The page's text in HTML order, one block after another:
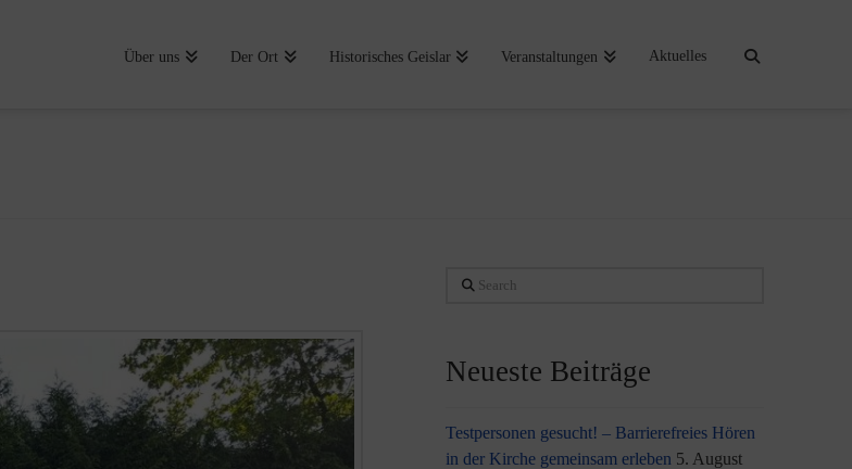
Über uns Der Ort Historisches Geislar Veranstaltungen Aktuelles
Search
Neueste Beiträge
Testpersonen gesucht! – Barrierefreies Hören
in der Kirche gemeinsam erleben 5. August